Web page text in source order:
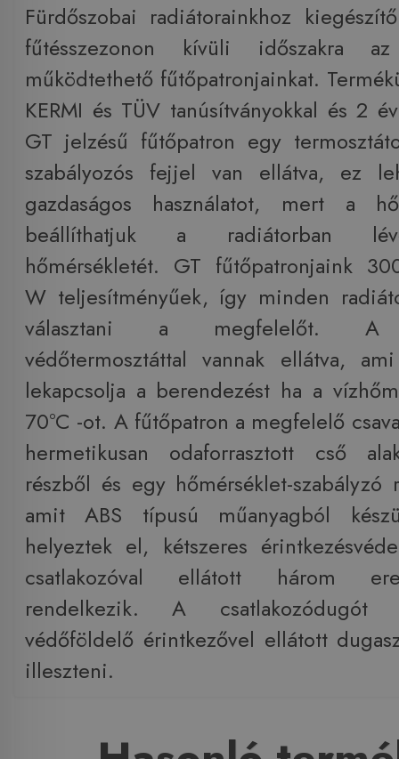
Fürdőszobai radiátorainkhoz
fűtésszezonon kívüli időszakra az
működtethető fűtőpatronjainkat.
KERMI és TÜV tanúsítványokkal és 2
GT jelzésű fűtőpatron egy
szabályozós fejjel van ellátva, ez
gazdaságos használatot, mert a
beállíthatjuk a radiátorban
hőmérsékletét. GT fűtőpatronjaink
W teljesítményűek, így minden
választani a megfelelőt. A
védőtermosztáttal vannak ellátva,
lekapcsolja a berendezést ha a
70°C -ot. A fűtőpatron a megfelelő
hermetikusan odaforrasztott cső
részből és egy hőmérséklet-szabályzó
amit ABS típusú műanyagból
helyeztek el, kétszeres
csatlakozóval ellátott három
rendelkezik. A csatlakozódugót
védőföldelő érintkezővel ellátott
illeszteni.